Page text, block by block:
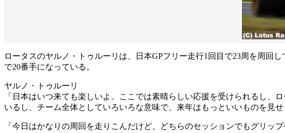
ロータスのヤルノ・トゥルーリは、日本GPフリー走行1回目で23周を周回
で20番手になっている。
ヤルノ・トゥルーリ
「日本はいつ来ても楽しいよ。ここでは素晴らしい応援を受けられるし
いるし、チーム全体としていろいろな意味で、来年はもっといいものを見せ
「今日はかなりの周回を走りこんだけど、どちらのセッションでもグリ